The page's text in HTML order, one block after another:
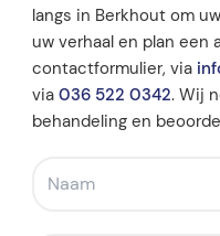
langs in Berkhout om
uw verhaal en plan een
contactformulier, via
via 036 522 0342. Wij
behandeling en